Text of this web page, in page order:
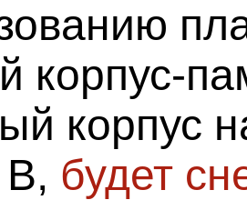
корпус-
корпус
будет